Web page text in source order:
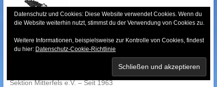
content
Bayerischer Wald-
Sektion Mitterfels e.V. – Seit 1963
Datenschutz und Cookies: Diese Website verwendet Cookies. Wenn du
die Website weiterhin nutzt, stimmst du der Verwendung von Cookies zu.
Weitere Informationen, beispielsweise zur Kontrolle von Cookies, findest
du hier: Datenschutz-Cookie-Richtlinie